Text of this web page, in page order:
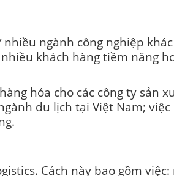
ngành công nghiệp
khách hàng tiềm năng
hóa cho các công ty sản
du lịch tại Việt Nam;
Cách này bao gồm